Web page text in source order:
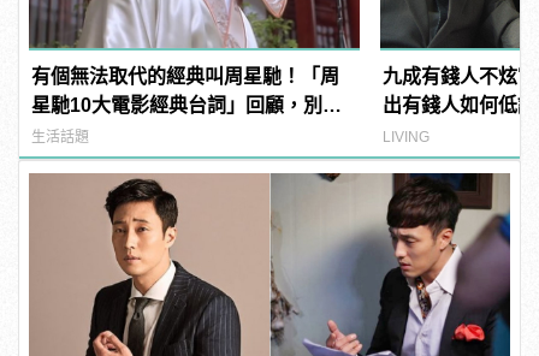
有個無法取代的經典叫周星馳！「周
星馳10大電影經典台詞」回顧，別說
不記得了！
生活話題
九成有錢人不炫
出有錢人如何低
藏不住
LIVING